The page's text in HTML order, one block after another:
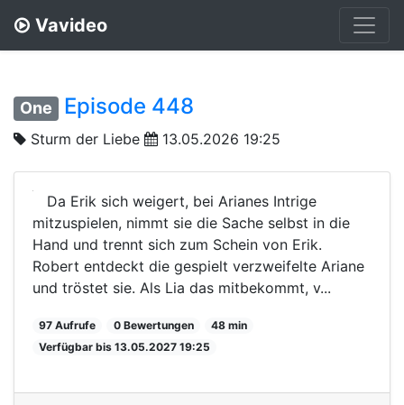
Vavideo
One Episode 448
Sturm der Liebe 13.05.2026 19:25
Da Erik sich weigert, bei Arianes Intrige
mitzuspielen, nimmt sie die Sache selbst in die
Hand und trennt sich zum Schein von Erik.
Robert entdeckt die gespielt verzweifelte Ariane
und tröstet sie. Als Lia das mitbekommt, v...
97 Aufrufe 0 Bewertungen
48 min
Verfügbar bis 13.05.2027 19:25